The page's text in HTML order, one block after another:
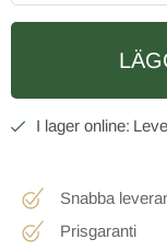
Snabba
Prisgaranti